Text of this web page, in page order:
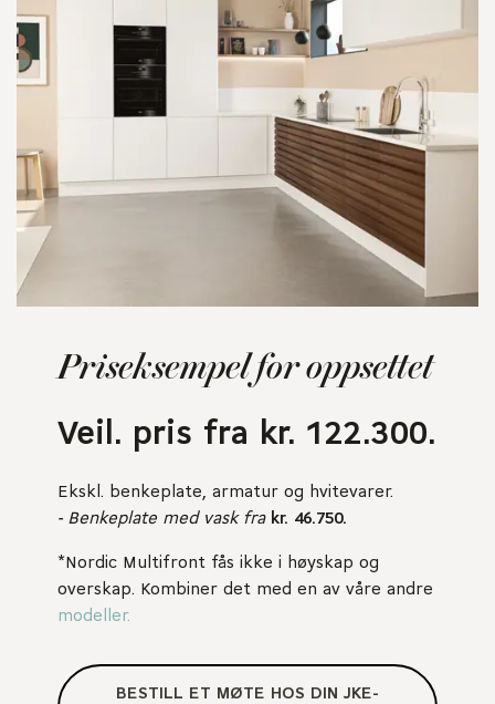
Priseksempel for oppsettet
Veil. pris fra kr. 122.300.
Ekskl. benkeplate, armatur og hvitevarer.
- Benkeplate med vask fra kr. 46.750.
*Nordic Multifront fås ikke i høyskap og
overskap. Kombiner det med en av våre andre
modeller.
BESTILL ET MØTE HOS DIN JKE-